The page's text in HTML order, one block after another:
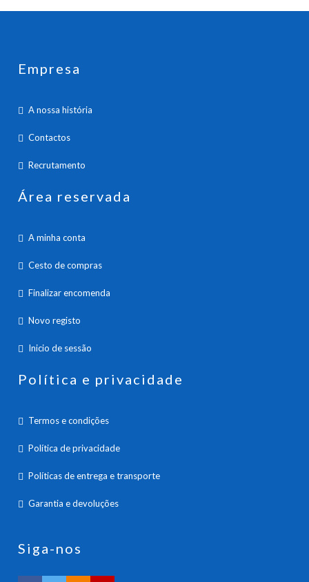
Empresa
A nossa história
Contactos
Recrutamento
Área reservada
A minha conta
Cesto de compras
Finalizar encomenda
Novo registo
Inicio de sessão
Política e privacidade
Termos e condições
Política de privacidade
Políticas de entrega e transporte
Garantia e devoluções
Siga-nos